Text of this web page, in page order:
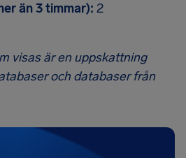
än 3 timmar): 2
visas är en uppskattning
och databaser från